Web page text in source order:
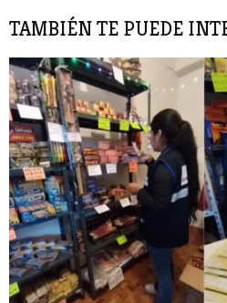
TAMBIÉN TE PUEDE